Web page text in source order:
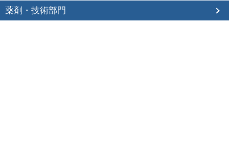
薬剤・技術部門